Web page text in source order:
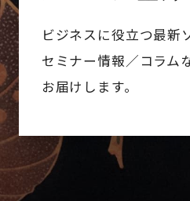
ビジネスに役立つ最新
セミナー情報／コラム
お届けします。